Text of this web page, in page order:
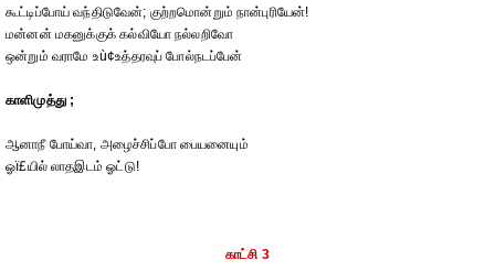
கூட்டிப்போய் வந்திடுவேன்; குற்றமொன்றும் நான்புரியேன்!
மன்னன் மகனுக்குக் கல்வியோ நல்லறிவோ
ஒன்றும் வராமே உù¢உத்தரவுப் போல்நடப்பேன்
காளிமுத்து ;
ஆனாநீ போய்வா, அழைச்சிப்போ பையனையும்
ஓï£யில் லாதஇடம் ஓட்டு!
காட்சி 3